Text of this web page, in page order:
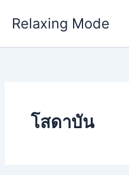
Relaxing Mode
โสดาบัน